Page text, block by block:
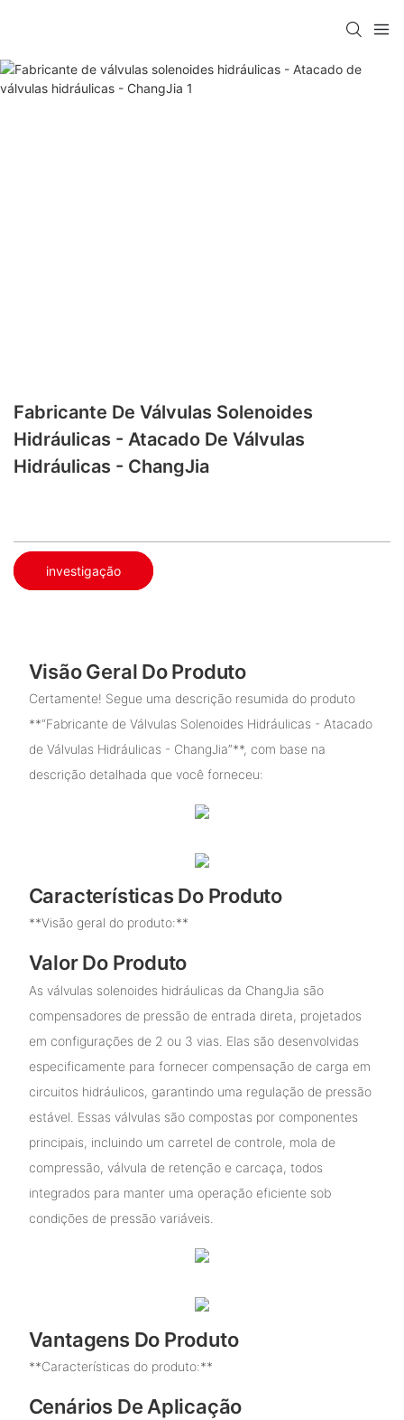
Fabricante De Válvulas Solenoides
Hidráulicas - Atacado De Válvulas
Hidráulicas - ChangJia
investigação
Visão Geral Do Produto
Certamente! Segue uma descrição resumida do produto
**“Fabricante de Válvulas Solenoides Hidráulicas - Atacado
de Válvulas Hidráulicas - ChangJia”**, com base na
descrição detalhada que você forneceu:
Características Do Produto
**Visão geral do produto:**
Valor Do Produto
As válvulas solenoides hidráulicas da ChangJia são
compensadores de pressão de entrada direta, projetados
em configurações de 2 ou 3 vias. Elas são desenvolvidas
especificamente para fornecer compensação de carga em
circuitos hidráulicos, garantindo uma regulação de pressão
estável. Essas válvulas são compostas por componentes
principais, incluindo um carretel de controle, mola de
compressão, válvula de retenção e carcaça, todos
integrados para manter uma operação eficiente sob
condições de pressão variáveis.
Vantagens Do Produto
**Características do produto:**
Cenários De Aplicação